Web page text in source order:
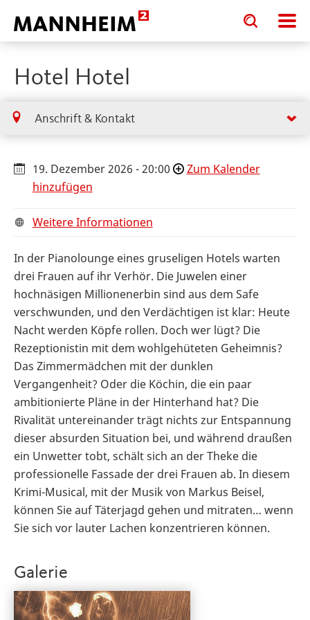
Toggle
search
input
Toggle
search
input
Hotel Hotel
Anschrift & Kontakt
19. Dezember 2026 - 20:00
Zum Kalender
hinzufügen
Weitere Informationen
In der Pianolounge eines gruseligen Hotels warten
drei Frauen auf ihr Verhör. Die Juwelen einer
hochnäsigen Millionenerbin sind aus dem Safe
verschwunden, und den Verdächtigen ist klar: Heute
Nacht werden Köpfe rollen. Doch wer lügt? Die
Rezeptionistin mit dem wohlgehüteten Geheimnis?
Das Zimmermädchen mit der dunklen
Vergangenheit? Oder die Köchin, die ein paar
ambitionierte Pläne in der Hinterhand hat? Die
Rivalität untereinander trägt nichts zur Entspannung
dieser absurden Situation bei, und während draußen
ein Unwetter tobt, schält sich an der Theke die
professionelle Fassade der drei Frauen ab. In diesem
Krimi-Musical, mit der Musik von Markus Beisel,
können Sie auf Täterjagd gehen und mitraten… wenn
Sie sich vor lauter Lachen konzentrieren können.
Galerie